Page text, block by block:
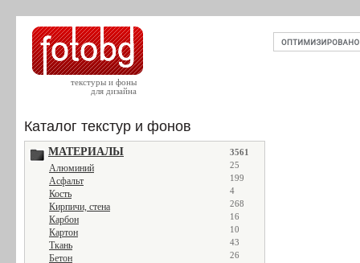
текстуры и фоны
для дизайна
Каталог текстур и фонов
МАТЕРИАЛЫ 3561
Алюминий 25
Асфальт 199
Кость 4
Кирпичи, стена 268
Карбон 16
Картон 10
Ткань 43
Бетон 26